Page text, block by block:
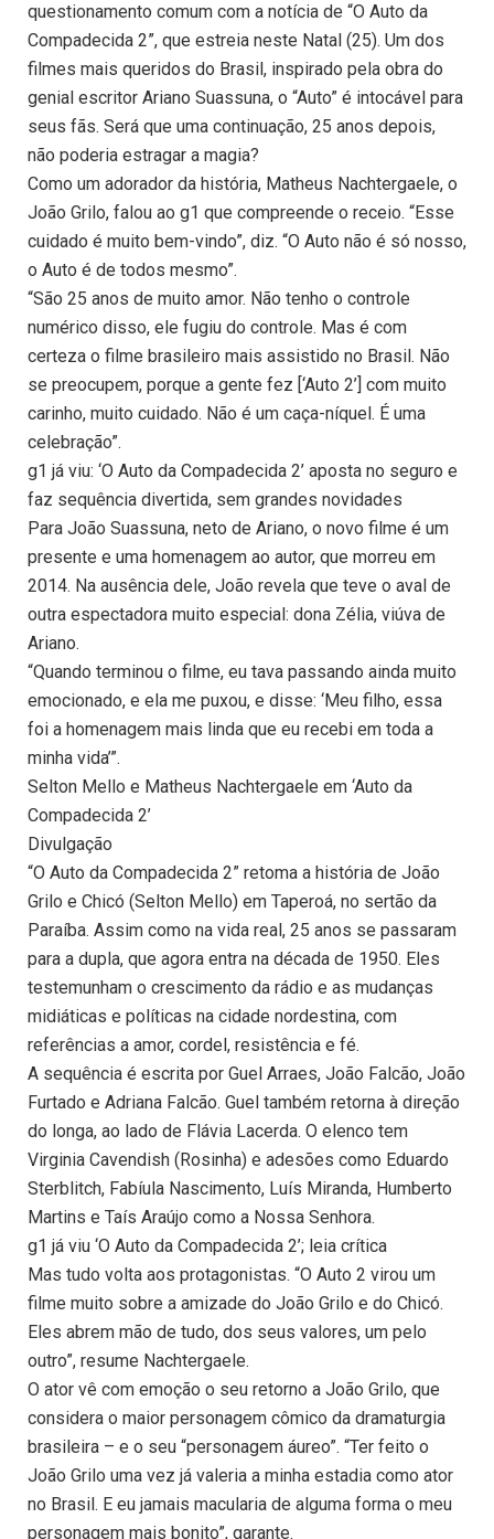
questionamento comum com a notícia de “O Auto da
Compadecida 2”, que estreia neste Natal (25). Um dos
filmes mais queridos do Brasil, inspirado pela obra do
genial escritor Ariano Suassuna, o “Auto” é intocável para
seus fãs. Será que uma continuação, 25 anos depois,
não poderia estragar a magia?
Como um adorador da história, Matheus Nachtergaele, o
João Grilo, falou ao g1 que compreende o receio. “Esse
cuidado é muito bem-vindo”, diz. “O Auto não é só nosso,
o Auto é de todos mesmo”.
“São 25 anos de muito amor. Não tenho o controle
numérico disso, ele fugiu do controle. Mas é com
certeza o filme brasileiro mais assistido no Brasil. Não
se preocupem, porque a gente fez [‘Auto 2’] com muito
carinho, muito cuidado. Não é um caça-níquel. É uma
celebração”.
g1 já viu: ‘O Auto da Compadecida 2’ aposta no seguro e
faz sequência divertida, sem grandes novidades
Para João Suassuna, neto de Ariano, o novo filme é um
presente e uma homenagem ao autor, que morreu em
2014. Na ausência dele, João revela que teve o aval de
outra espectadora muito especial: dona Zélia, viúva de
Ariano.
“Quando terminou o filme, eu tava passando ainda muito
emocionado, e ela me puxou, e disse: ‘Meu filho, essa
foi a homenagem mais linda que eu recebi em toda a
minha vida’”.
Selton Mello e Matheus Nachtergaele em ‘Auto da
Compadecida 2’
Divulgação
“O Auto da Compadecida 2” retoma a história de João
Grilo e Chicó (Selton Mello) em Taperoá, no sertão da
Paraíba. Assim como na vida real, 25 anos se passaram
para a dupla, que agora entra na década de 1950. Eles
testemunham o crescimento da rádio e as mudanças
midiáticas e políticas na cidade nordestina, com
referências a amor, cordel, resistência e fé.
A sequência é escrita por Guel Arraes, João Falcão, João
Furtado e Adriana Falcão. Guel também retorna à direção
do longa, ao lado de Flávia Lacerda. O elenco tem
Virginia Cavendish (Rosinha) e adesões como Eduardo
Sterblitch, Fabíula Nascimento, Luís Miranda, Humberto
Martins e Taís Araújo como a Nossa Senhora.
g1 já viu ‘O Auto da Compadecida 2’; leia crítica
Mas tudo volta aos protagonistas. “O Auto 2 virou um
filme muito sobre a amizade do João Grilo e do Chicó.
Eles abrem mão de tudo, dos seus valores, um pelo
outro”, resume Nachtergaele.
O ator vê com emoção o seu retorno a João Grilo, que
considera o maior personagem cômico da dramaturgia
brasileira – e o seu “personagem áureo”. “Ter feito o
João Grilo uma vez já valeria a minha estadia como ator
no Brasil. E eu jamais macularia de alguma forma o meu
personagem mais bonito”, garante.